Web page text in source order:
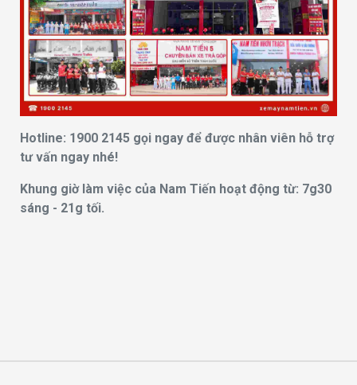
Hotline: 1900 2145 gọi ngay để được nhân viên hỗ trợ
tư vấn ngay nhé!
Khung giờ làm việc của Nam Tiến hoạt động từ: 7g30
sáng - 21g tối.